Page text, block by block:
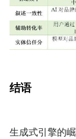
结语
生成式引擎的